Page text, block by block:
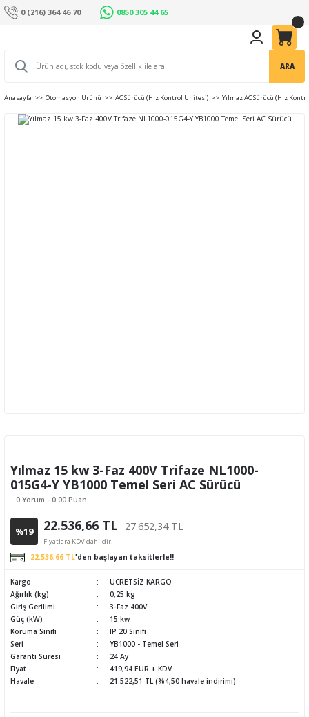
0 (216) 364 46 70 0850 305 44 65
ARA
Anasayfa Otomasyon Ürünü AC Sürücü (Hız Kontrol Ünitesi) Yılmaz AC Sürücü (Hız
Yılmaz 15 kw 3-Faz 400V Trifaze NL1000-
015G4-Y YB1000 Temel Seri AC Sürücü
0 Yorum - 0.00 Puan
%19 22.536,66 TL 27.652,34 TL
Fiyatlara KDV dahildir.
22.536,66 TL'den başlayan taksitlerle!!
Kargo
ÜCRETSİZ KARGO
Ağırlık (kg)
0,25 kg
Giriş Gerilimi
3-Faz 400V
Güç (kW)
15 kw
Koruma Sınıfı
IP 20 Sınıfı
Seri
YB1000 - Temel Seri
Garanti Süresi
24 Ay
Fiyat
419,94 EUR + KDV
Havale
21.522,51 TL (%4,50 havale indirimi)